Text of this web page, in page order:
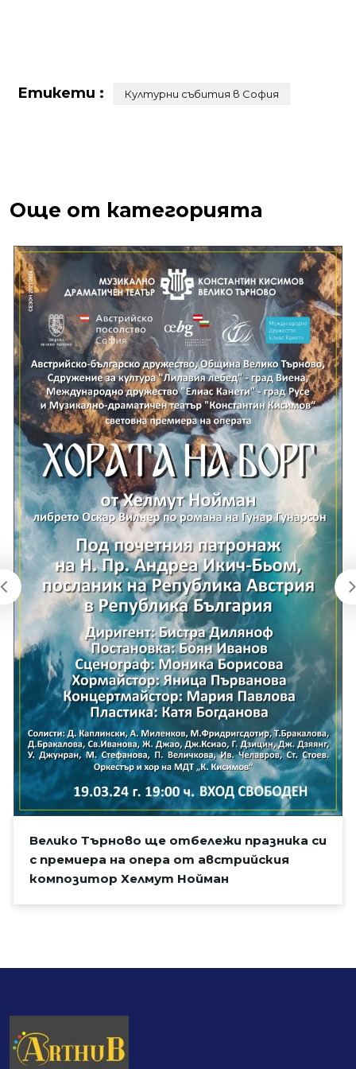
Етикети : Културни събития в София
Още от категорията
Велико Търново ще отбележи празника си
с премиера на опера от австрийския
композитор Хелмут Нойман